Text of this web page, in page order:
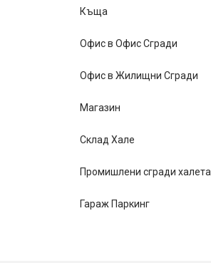
Къщa
Офис в Офис Сгради
Офис в Жилищни Сгради
Магазин
Склад Хале
Промишлени сгради халета
Гараж Паркинг